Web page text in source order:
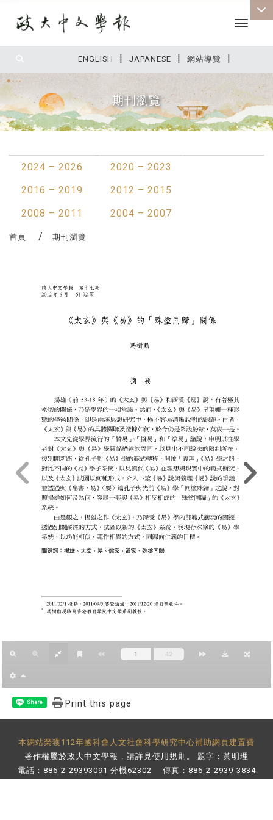
ENGLISH | JAPANESE | 網站導覽 |
Toggle
期刊瀏覽
2024 – 2026
2020 – 2023
2016 – 2019
2012 – 2015
2008 – 2011
2004 – 2007
首頁 期刊瀏覽
Share Print this page
本網站榮獲112年國科會人文社會科學研究中心補助網頁建置費
著作權屬於政大中文學報，請詳見使用規則 。 題字：黃明理
電話：886-2-29393091 分機62302 傳真：886-2-2939-3834